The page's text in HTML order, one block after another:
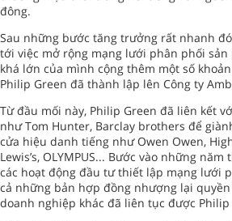
đông.
Sau những bước tăng trưởng rất nhanh
tới việc mở rộng mạng lưới phân phối sản
khá lớn của mình cộng thêm một số
Philip Green đã thành lập lên Công ty
Từ đầu mối này, Philip Green đã liên kết
như Tom Hunter, Barclay brothers để
cửa hiệu danh tiếng như Owen Owen,
Lewis’s, OLYMPUS... Bước vào những
các hoạt động đầu tư thiết lập mạng lưới
cả những bản hợp đồng nhượng lại
doanh nghiệp khác đã liên tục được